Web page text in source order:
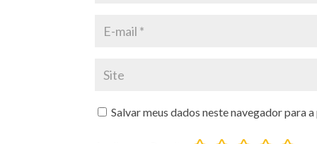
Salvar meus dados neste navegador para